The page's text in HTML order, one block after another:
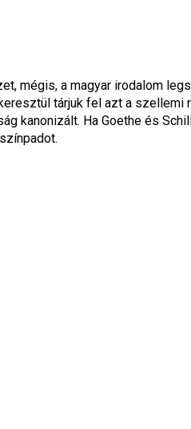
mégis, a magyar irodalom
tárjuk fel azt a szellemi
kanonizált. Ha Goethe és